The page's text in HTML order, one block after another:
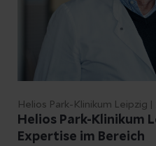
uns, neue
Erkenntnisse
einzelnen
gewinnen.
Therapie in der
verbessert
Helios Park-Klinikum Leipzig |
Helios Park-Klinikum
Expertise im Bereich